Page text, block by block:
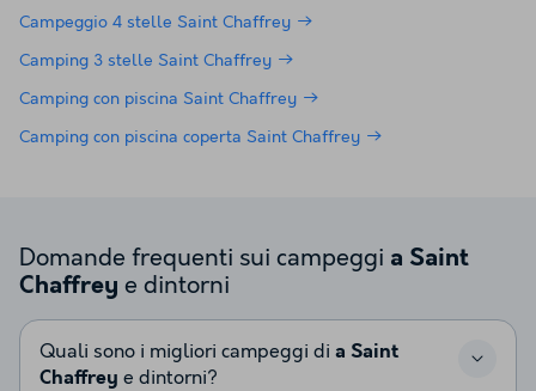
Campeggio 4 stelle Saint Chaffrey
Camping 3 stelle Saint Chaffrey
Camping con piscina Saint Chaffrey
Camping con piscina coperta Saint Chaffrey
Domande frequenti sui campeggi a Saint
Chaffrey e dintorni
Quali sono i migliori campeggi di a Saint
Chaffrey e dintorni?